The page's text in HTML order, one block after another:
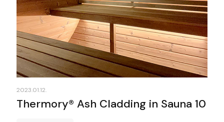
2023.01.12.
Thermory® Ash Cladding in Sauna 10